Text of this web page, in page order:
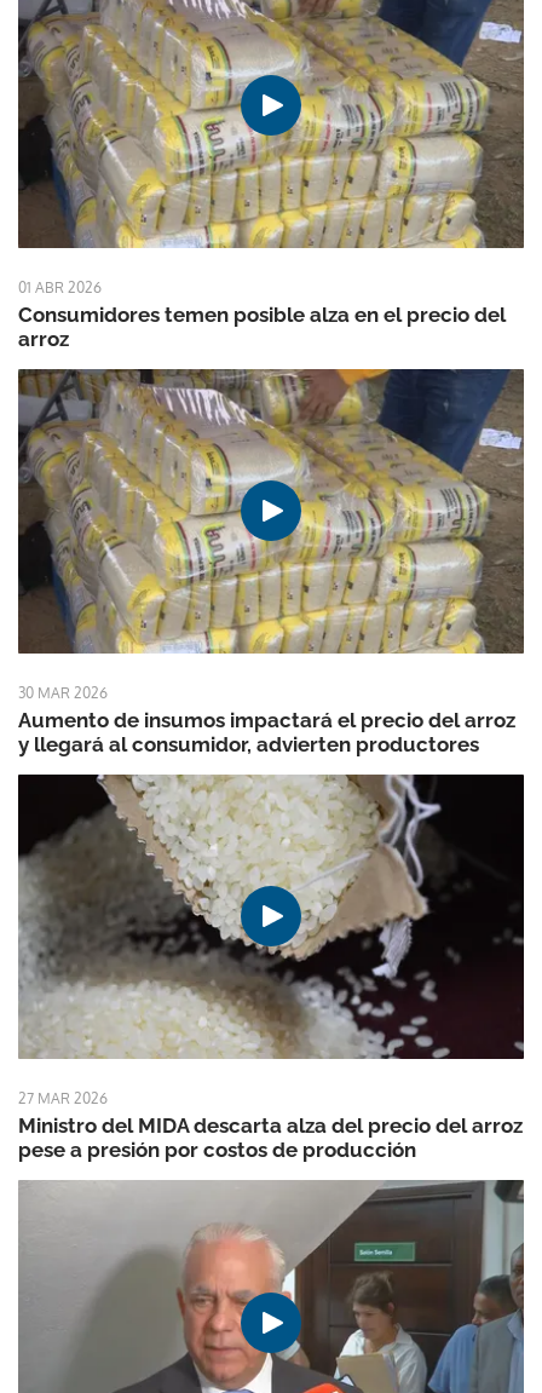
01 ABR 2026
Consumidores temen posible alza en el precio del
arroz
30 MAR 2026
Aumento de insumos impactará el precio del arroz
y llegará al consumidor, advierten productores
27 MAR 2026
Ministro del MIDA descarta alza del precio del arroz
pese a presión por costos de producción